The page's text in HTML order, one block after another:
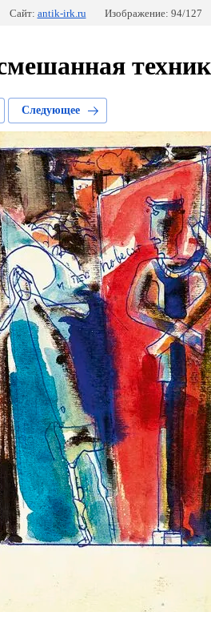
Сайт: antik-irk.ru Изображение: 94/127
Следующее